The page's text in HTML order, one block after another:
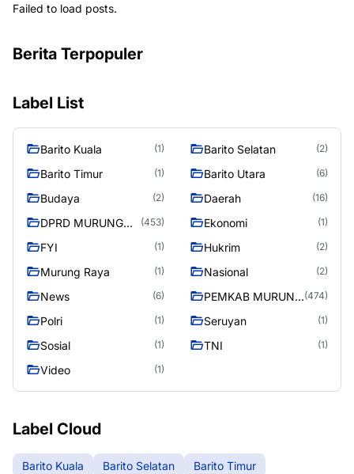
Failed to load posts.
Berita Terpopuler
Label List
Barito Kuala (1) Barito Selatan (2)
Barito Timur (1) Barito Utara (6)
Budaya (2) Daerah (16)
DPRD MURUNG
(453) Ekonomi (1)
FYI (1) Hukrim (2)
Murung Raya (1) Nasional (2)
News (6)
PEMKAB MURUNG (474)
Polri (1) Seruyan (1)
Sosial (1) TNI (1)
Video (1)
Label Cloud
Barito Kuala Barito Selatan
Barito Timur